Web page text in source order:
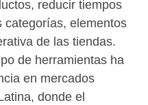
reducir tiempos
categorías, elementos
de las tiendas.
de herramientas ha
en mercados
donde el